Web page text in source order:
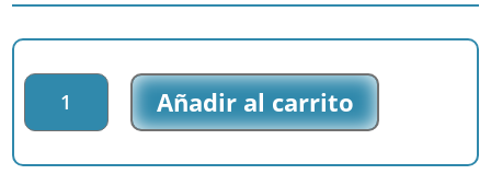
Parche
impreso
PjMask
-
Añadir al carrito